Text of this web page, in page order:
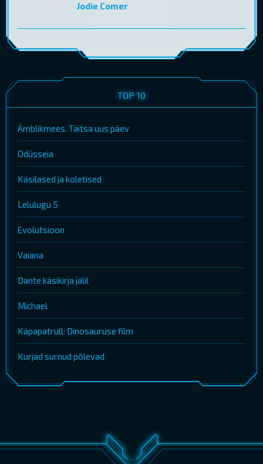
Jodie Comer
TOP 10
Ämblikmees. Täitsa uus päev
Odüsseia
Käsilased ja koletised
Lelulugu 5
Evolutsioon
Vaiana
Dante käsikirja jälil
Michael
Käpapatrull: Dinosauruse film
Kurjad surnud põlevad